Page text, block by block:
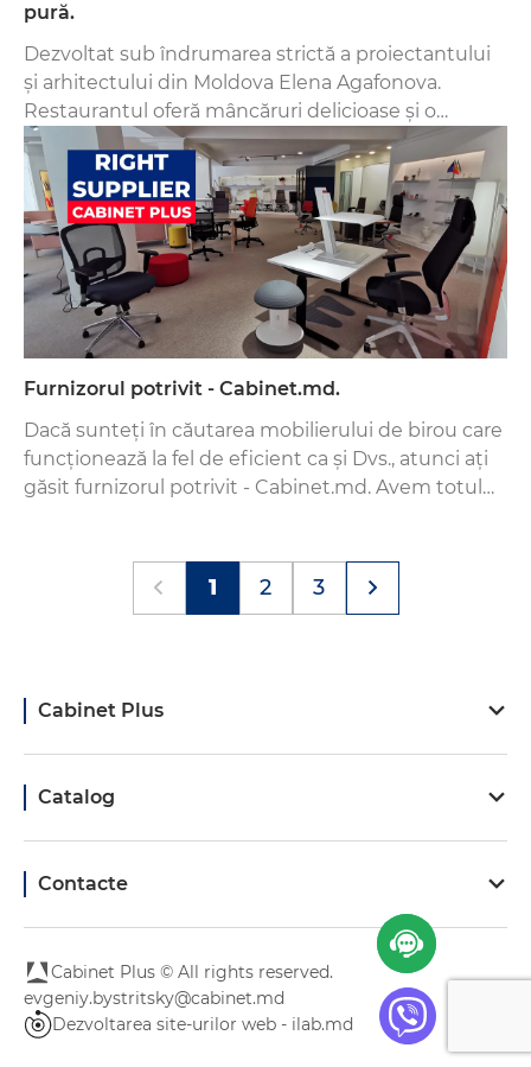
pură.
Dezvoltat sub îndrumarea strictă a proiectantului
și arhitectului din Moldova Elena Agafonova.
Restaurantul oferă mâncăruri delicioase și o
atmosferă plăcută. Interiorul restaurantului este
un factor important în atragerea oaspeților
Furnizorul potrivit - Cabinet.md.
Dacă sunteți în căutarea mobilierului de birou care
funcționează la fel de eficient ca și Dvs., atunci ați
găsit furnizorul potrivit - Cabinet.md. Avem totul
1 2 3
Cabinet Plus
Catalog
Contacte
Cabinet Plus © All rights reserved.
evgeniy.bystritsky@cabinet.md
Dezvoltarea site-urilor web - ilab.md